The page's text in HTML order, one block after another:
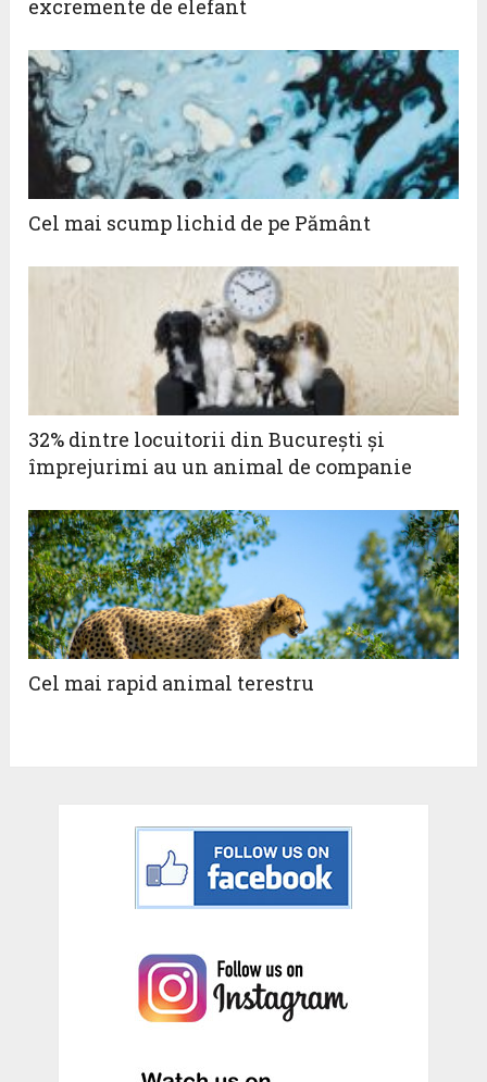
excremente de elefant
Cel mai scump lichid de pe Pământ
32% dintre locuitorii din București și
împrejurimi au un animal de companie
Cel mai rapid animal terestru